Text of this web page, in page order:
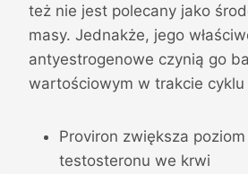
też nie jest polecany jako
masy. Jednakże, jego
antyestrogenowe czynią go
wartościowym w trakcie
Proviron zwiększa
testosteronu we krwi